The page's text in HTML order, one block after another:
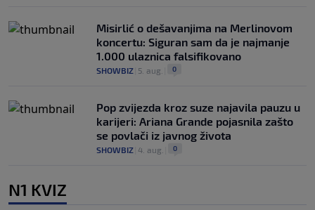
Misirlić o dešavanjima na Merlinovom
koncertu: Siguran sam da je najmanje
1.000 ulaznica falsifikovano
SHOWBIZ 5. aug. 0
Pop zvijezda kroz suze najavila pauzu u
karijeri: Ariana Grande pojasnila zašto
se povlači iz javnog života
SHOWBIZ 4. aug. 0
N1 KVIZ